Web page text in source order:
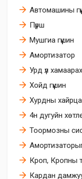
Автомашины
Пүрш
Мушгиа гүүшин
Амортизатор
Урд үл
Хойд гүүшин
Хурдны
4н дугуйн
Тоормозны
Амортизаторыг
Кроп, Кропны
Кардан